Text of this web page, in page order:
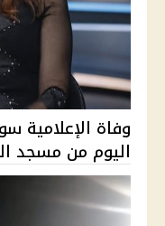
وفاة الإعلامية
اليوم من مسجد